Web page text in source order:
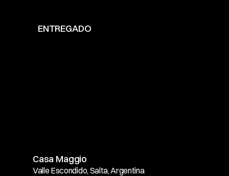
ENTREGADO
Casa Maggio
Valle Escondido, Salta, Argentina